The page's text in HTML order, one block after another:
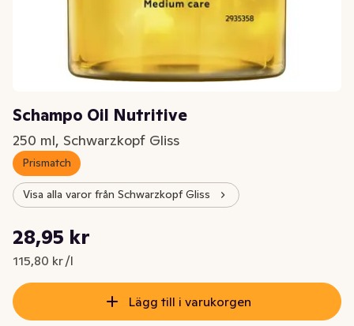
Schampo Oil Nutritive
250 ml, Schwarzkopf Gliss
Prismatch
Visa alla varor från Schwarzkopf Gliss
Nuvarande pris är: 28,95 kr
28,95 kr
115,80 kr /l
Styckpris: 115,80 kr /l
Lägg till i varukorgen